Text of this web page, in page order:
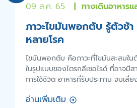
09 ส.ค. 65 | ทางเดินอาหารแ
ภาวะไขมันพอกตับ รู้ตัวช้
หลายโรค
ไขมันพอกตับ คือภาวะที่ไขมันสะสมใ
ในรูปแบบของไตรกลีเซอไรด์ ที่อาจมี
การใช้ชีวิต อาหารที่รับประทาน จนเสี่ย
เลี่ยงอาหารที่มีไขมันสูง
อ่านเพิ่มเติม